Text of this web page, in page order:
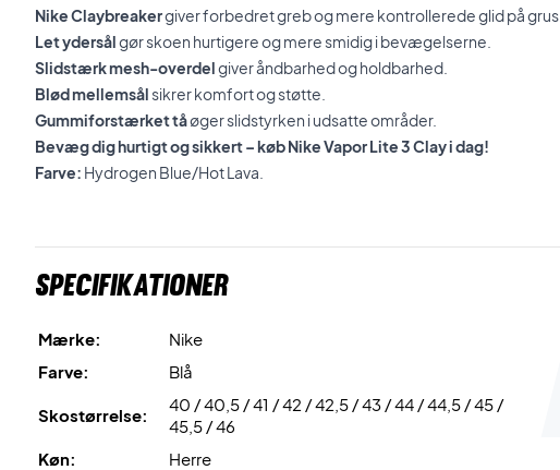
Nike Claybreakergiver forbedret greb og mere kontrollerede glid på grus.
Let ydersålgør skoen hurtigere og mere smidig i bevægelserne.
Slidstærk mesh-overdelgiver åndbarhed og holdbarhed.
Blød mellemsål sikrer komfort og støtte.
Gummiforstærket tåøger slidstyrken i udsatte områder.
Bevæg dig hurtigt og sikkert – køb Nike Vapor Lite 3 Clay i dag!
Farve: Hydrogen Blue/Hot Lava.
Specifikationer
Mærke:
Nike
Farve:
Blå
Skostørrelse:
40 / 40,5 / 41 / 42 / 42,5 / 43 / 44 / 44,5 / 45 /
45,5 / 46
Køn:
Herre